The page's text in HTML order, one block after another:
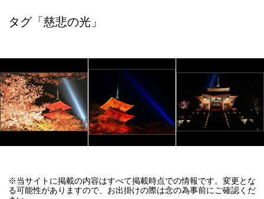
タグ「慈悲の光」
※当サイトに掲載の内容はすべて掲載時点での情報です。変更とな
る可能性がありますので、お出掛けの際は念の為事前にご確認くだ